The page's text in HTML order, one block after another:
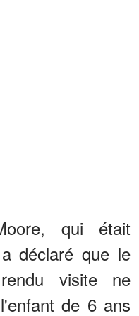
qui était
déclaré que le
visite ne
de 6 ans